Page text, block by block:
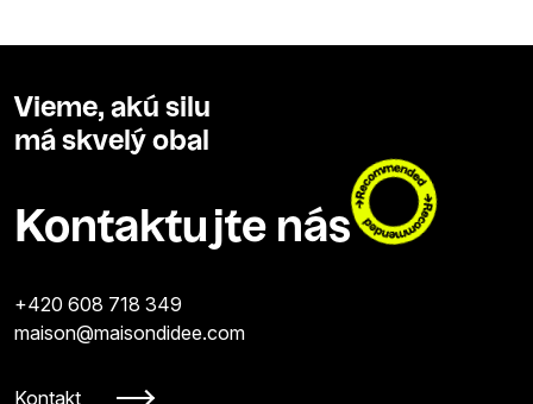
Vieme, akú silu
má skvelý obal
Kontaktujte nás
+420 608 718 349
maison@maisondidee.com
Kontakt